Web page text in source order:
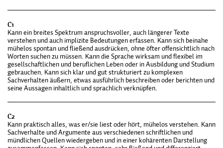
C1
Kann ein breites Spektrum anspruchsvoller, auch längerer Texte
verstehen und auch implizite Bedeutungen erfassen. Kann sich beinahe
mühelos spontan und fließend ausdrücken, ohne öfter offensichtlich nach
Worten suchen zu müssen. Kann die Sprache wirksam und flexibel im
gesellschaftlichen und beruflichen Leben oder in Ausbildung und Studium
gebrauchen. Kann sich klar und gut strukturiert zu komplexen
Sachverhalten äußern, etwas ausführlich beschreiben oder berichten und
seine Aussagen inhaltlich und sprachlich verknüpfen.
C2
Kann praktisch alles, was er/sie liest oder hört, mühelos verstehen. Kann
Sachverhalte und Argumente aus verschiedenen schriftlichen und
mündlichen Quellen wiedergeben und in einer kohärenten Darstellung